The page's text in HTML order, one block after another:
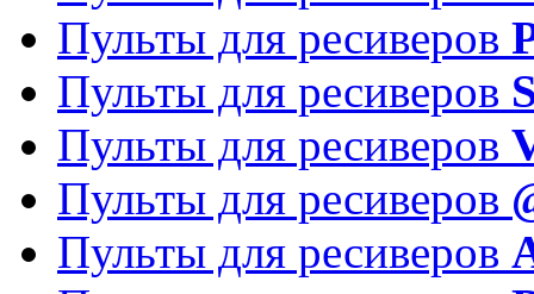
Пульты для ресиверов
Пульты для ресиверов
Пульты для ресиверов
Пульты для ресиверов
Пульты для ресиверов